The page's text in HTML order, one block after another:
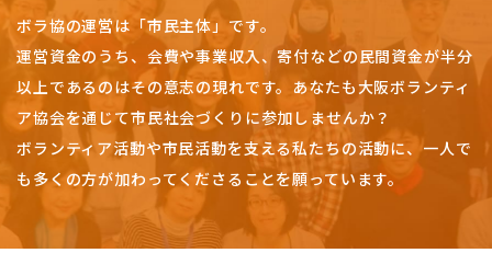
ボラ協の運営は「市民主体」です。
運営資金のうち、会費や事業収入、寄付などの民間資金が半分
以上であるのはその意志の現れです。 あなたも大阪ボランティ
ア協会を通じて市民社会づくりに参加しませんか？
ボランティア活動や市民活動を支える私たちの活動に、一人で
も多くの方が加わってくださることを願っています。